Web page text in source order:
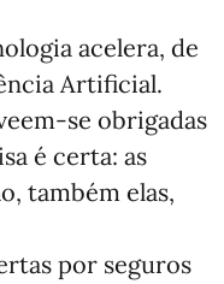
acelera, de
Artificial.
se obrigadas
é certa: as
também elas,
por seguros